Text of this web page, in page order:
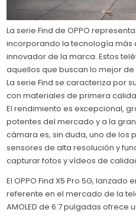
La serie Find de OPPO
incorporando la tecnología más
innovador de la marca. Estos
aquellos que buscan lo mejor
La serie Find se caracteriza por
con materiales de primera
El rendimiento es excepcional,
potentes del mercado y a la
cámara es, sin duda, uno de los
sensores de alta resolución y
capturar fotos y vídeos de
El OPPO Find X5 Pro 5G,
referente en el mercado de la
AMOLED de 6.7 pulgadas ofrece